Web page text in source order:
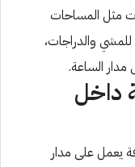
مثل المساحات
والدراجات،
مدار الساعة.
داخل
يعمل على مدار